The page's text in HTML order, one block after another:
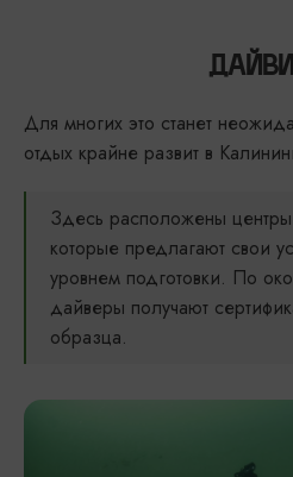
Для многих это станет
отдых крайне развит в
Здесь расположены
которые предлагают свои
уровнем подготовки. По
дайверы получают
образца.